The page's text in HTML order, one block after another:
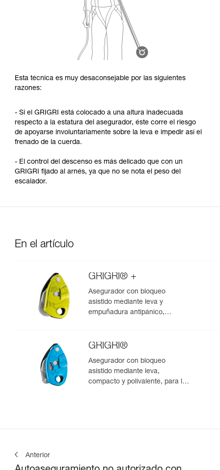
Esta técnica es muy desaconsejable por las siguientes
razones:
- Si el GRIGRI está colocado a una altura inadecuada
respecto a la estatura del asegurador, éste corre el riesgo
de apoyarse involuntariamente sobre la leva e impedir así el
frenado de la cuerda.
- El control del descenso es más delicado que con un
GRIGRI fijado al arnés, ya que no se nota el peso del
escalador.
En el artículo
GRIGRI® +
Asegurador con bloqueo
asistido mediante leva y
empuñadura antipánico,
GRIGRI®
Asegurador con bloqueo
asistido mediante leva,
compacto y polivalente, para la
Anterior